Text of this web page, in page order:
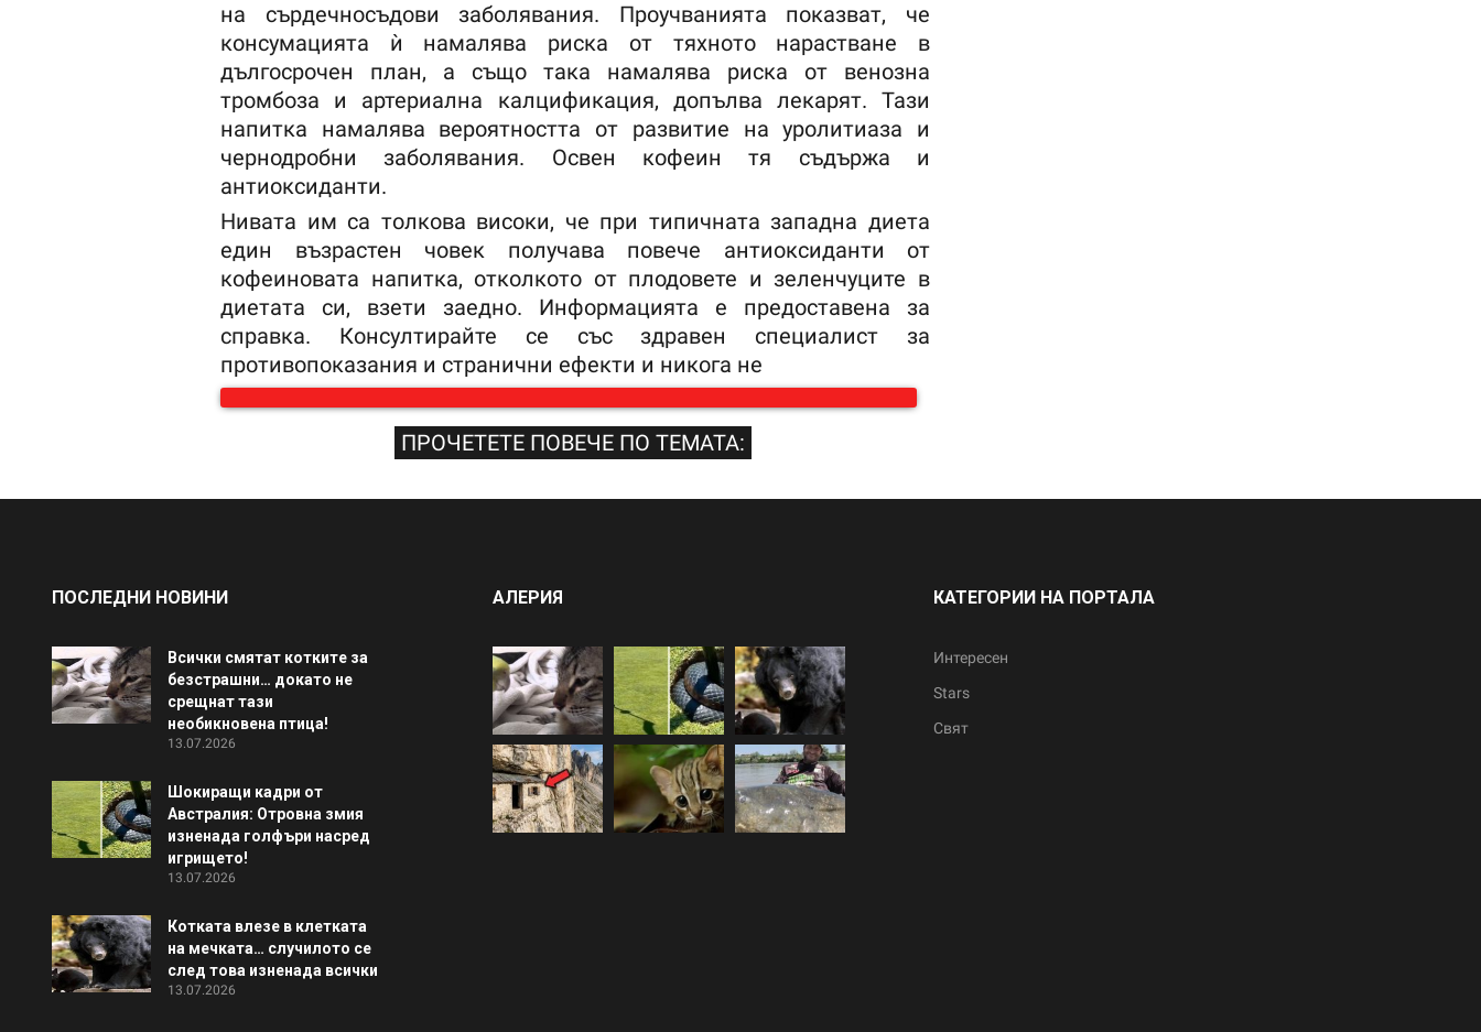
на сърдечносъдови заболявания. Проучванията показват, че
консумацията ѝ намалява риска от тяхното нарастване в
дългосрочен план, а също така намалява риска от венозна
тромбоза и артериална калцификация, допълва лекарят. Тази
напитка намалява вероятността от развитие на уролитиаза и
чернодробни заболявания. Освен кофеин тя съдържа и
антиоксиданти.
Нивата им са толкова високи, че при типичната западна диета
един възрастен човек получава повече антиоксиданти от
кофеиновата напитка, отколкото от плодовете и зеленчуците в
диетата си, взети заедно. Информацията е предоставена за
справка. Консултирайте се със здравен специалист за
противопоказания и странични ефекти и никога не
ПРОЧЕТЕТЕ ПОВЕЧЕ ПО ТЕМАТА:
ПОСЛЕДНИ НОВИНИ
Всички смятат котките за
безстрашни… докато не
срещнат тази
необикновена птица!
13.07.2026
Шокиращи кадри от
Австралия: Отровна змия
изненада голфъри насред
игрището!
13.07.2026
Котката влезе в клетката
на мечката… случилото се
след това изненада всички
13.07.2026
АЛЕРИЯ КАТЕГОРИИ НА ПОРТАЛА
Интересен
Stars
Свят